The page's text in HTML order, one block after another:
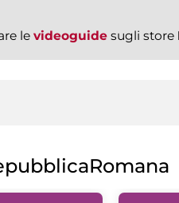
le videoguide sugli store